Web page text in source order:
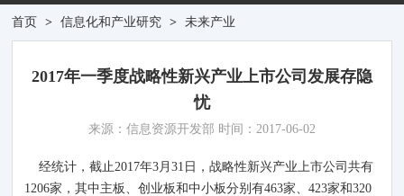
首页 > 信息化和产业研究 > 未来产业
2017年一季度战略性新兴产业上市公司发展存隐
忧
来源：信息资源开发部 时间：2017-06-02
经统计，截止2017年3月31日，战略性新兴产业上市公司共有
1206家，其中主板、创业板和中小板分别有463家、423家和320